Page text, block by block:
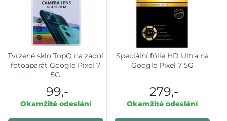
Tvrzené sklo TopQ na zadní
fotoaparát Google Pixel 7
5G
99,-
Okamžité odeslání
Speciální fólie HD Ultra na
Google Pixel 7 5G
279,-
Okamžité odeslání